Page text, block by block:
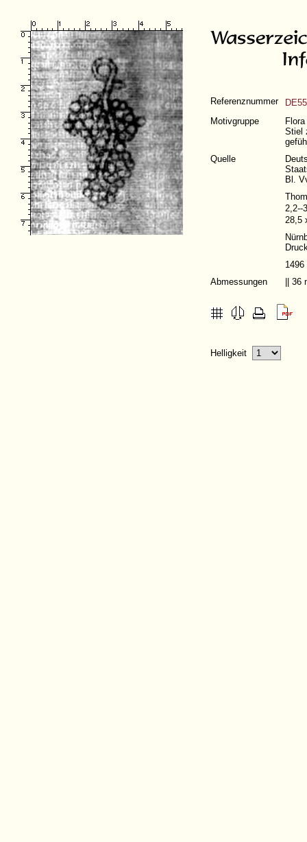
Referenznummer
Motivgruppe
Stiel
Quelle
Bl.
2,2--
28,5
1496
Abmessungen
||
Helligkeit